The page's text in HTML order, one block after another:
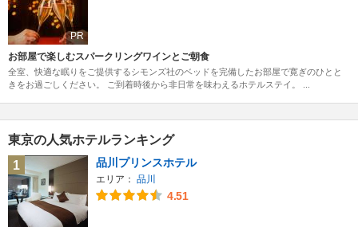
PR
お部屋で楽しむスパークリングワインとご朝食
全室、快適な眠りをご提供するシモンズ社のベッドを完備したお部屋で寛ぎのひとと
きをお過ごしください。 ご到着時後から非日常を味わえるホテルステイ。 ...
東京の人気ホテルランキング
1
品川プリンスホテル
エリア： 品川
4.51